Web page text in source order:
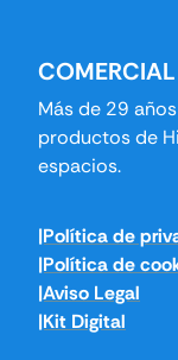
Más de 29
productos de
espacios.
|Política de
|Política de
|Aviso Legal
|Kit Digital